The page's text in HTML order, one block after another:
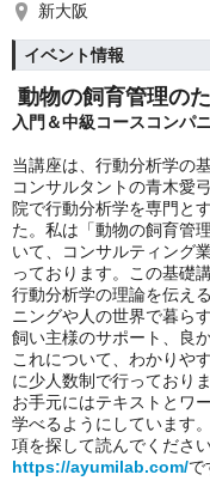
新大阪
イベント情報
動物の飼育管理の
入門＆中級コースコンパ
当講座は、行動分析学の
コンサルタントの青木愛
院で行動分析学を専門と
た。私は「動物の飼育管
いて、コンサルティング
っております。この基礎
行動分析学の理論を伝え
ニングや人の世界で暮ら
飼い主様のサポート、良
これについて、わかりや
に少人数制で行っており
お手元にはテキストとワ
学べるようにしています
項を探して読んでくださ
https://ayumilab.com/で